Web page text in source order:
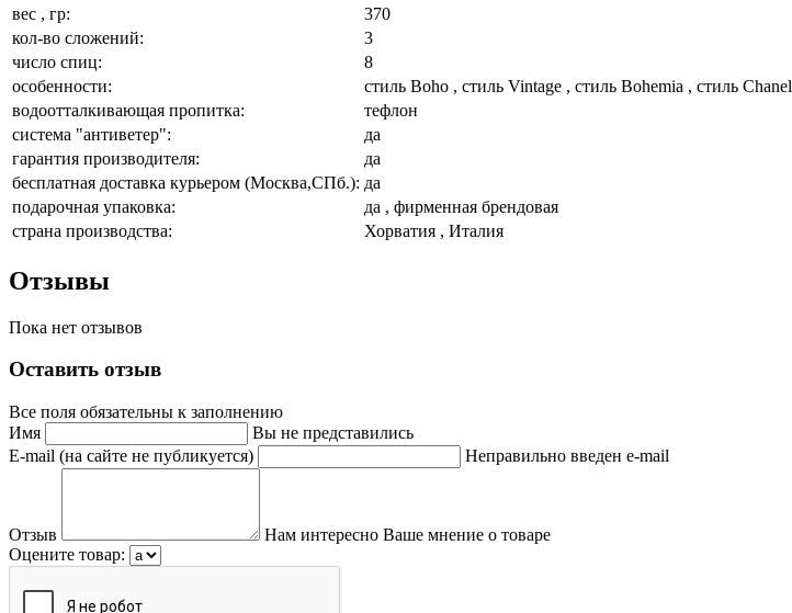
вес , гр:
370
кол-во сложений:
3
число спиц:
8
особенности:
стиль Boho , стиль Vintage , стиль Bohemia , стиль Chanel
водоотталкивающая пропитка:
тефлон
система "антиветер":
да
гарантия производителя:
да
бесплатная доставка курьером (Москва,СПб.): да
подарочная упаковка:
да , фирменная брендовая
страна производства:
Хорватия , Италия
Отзывы
Пока нет отзывов
Оставить отзыв
Все поля обязательны к заполнению
Имя
Вы не представились
E-mail (на сайте не публикуется)
Неправильно введен e-mail
Отзыв
Нам интересно Ваше мнение о товаре
Оцените товар: